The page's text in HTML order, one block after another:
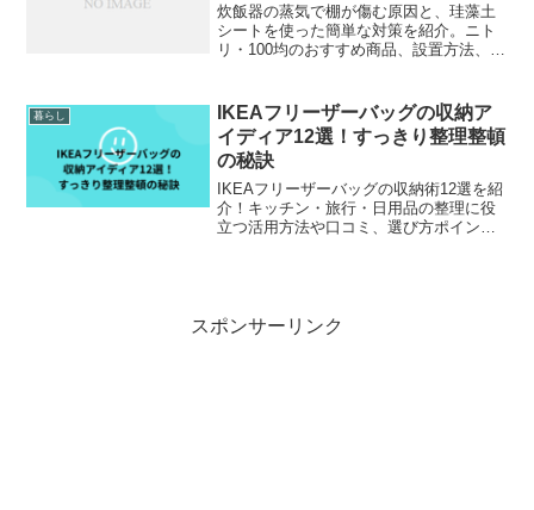
炊飯器の蒸気で棚が傷む原因と、珪藻土
シートを使った簡単な対策を紹介。ニト
リ・100均のおすすめ商品、設置方法、注
暮らし
IKEAフリーザーバッグの収納ア
イディア12選！すっきり整理整頓
の秘訣
IKEAフリーザーバッグの収納術12選を紹
介！キッチン・旅行・日用品の整理に役
立つ活用方法や口コミ、選び方ポイント
スポンサーリンク